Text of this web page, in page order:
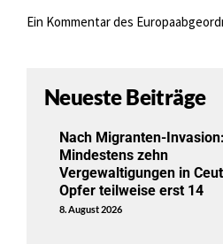
Ein Kommentar des
Neueste Beiträge
Nach Migranten-Invasion:
Mindestens zehn
Vergewaltigungen in
Opfer teilweise erst 14
8. August 2026